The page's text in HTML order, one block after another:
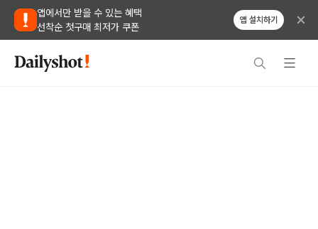
앱에서만 받을 수 있는 혜택
선착순 첫구매 최저가 쿠폰
앱 설치하기